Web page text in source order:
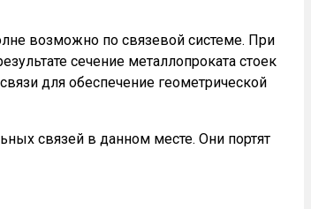
возможно по связевой системе. При
сечение металлопроката стоек
для обеспечение геометрической
связей в данном месте. Они портят